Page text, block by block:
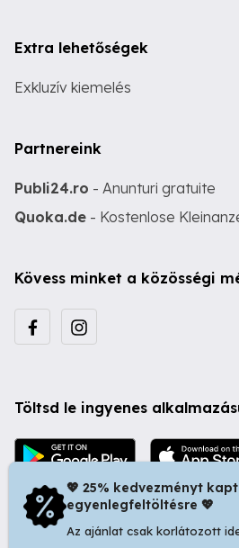
Extra lehetőségek
Exkluzív kiemelés
Partnereink
Publi24.ro - Anunturi gratuite
Quoka.de - Kostenlose
Kövess minket a közösségi
Töltsd le ingyenes
💖 25% kedvezményt
egyenlegfeltöltésre 💖
Az ajánlat csak korlátozott